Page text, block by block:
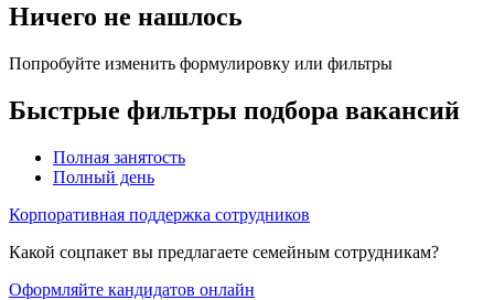
Ничего не нашлось
Попробуйте изменить формулировку или фильтры
Быстрые фильтры подбора вакансий
Полная занятость
Полный день
Корпоративная поддержка сотрудников
Какой соцпакет вы предлагаете семейным сотрудникам?
Оформляйте кандидатов онлайн